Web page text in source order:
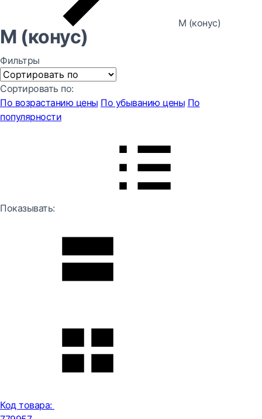
M (конус)
M (конус)
Фильтры
Сортировать по:
По возрастанию цены По убыванию цены По
популярности
Показывать:
Код товара: